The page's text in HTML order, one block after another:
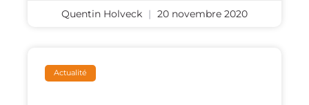
Quentin Holveck 20 novembre 2020
Actualité